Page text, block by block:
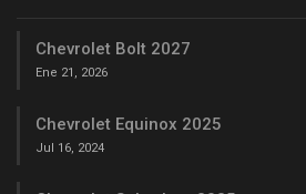
Chevrolet Bolt 2027
Ene 21, 2026
Chevrolet Equinox 2025
Jul 16, 2024